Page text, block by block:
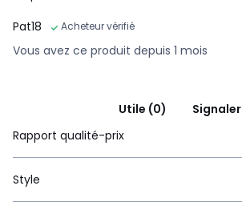
Pat18
Acheteur vérifié
Vous avez ce produit depuis 1 mois
Utile (0)
Signaler
Rapport qualité-prix
Style